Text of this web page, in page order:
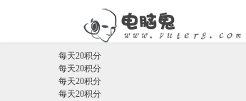
收藏本站 我的广告
每天20积分
每天20积分
每天20积分
每天20积分